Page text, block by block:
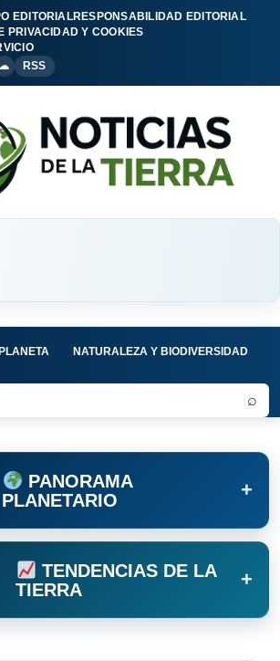
EDITORIALRESPONSABILIDAD EDITORIAL
PRIVACIDAD Y COOKIES
RSS
NATURALEZA Y BIODIVERSIDAD
⌕
PANORAMA
PLANETARIO
+
TENDENCIAS DE LA
TIERRA
+